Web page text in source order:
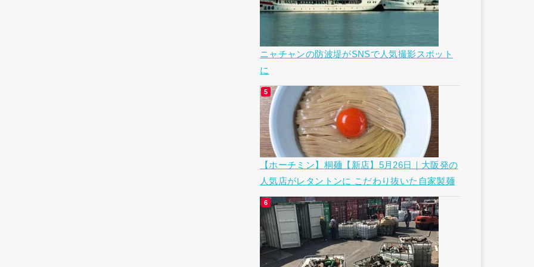
ニャチャンの防波堤がSNSで人気撮影スポット
に
【ホーチミン】桐麺【新店】5月26日｜大阪発の
人気店がレタントンに こだわり抜いた自家製麺